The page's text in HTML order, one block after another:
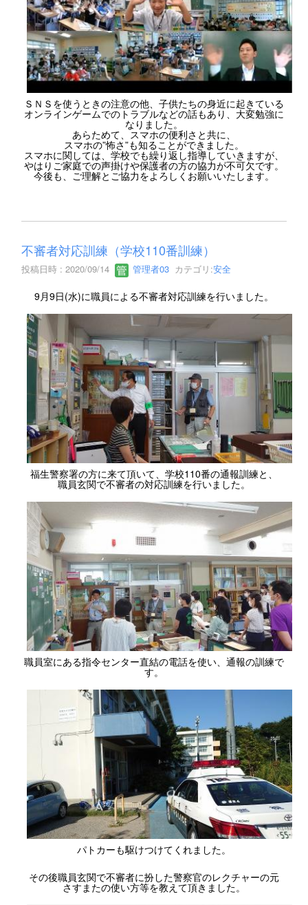
ＳＮＳを使うときの注意の他、子供たちの身近に起きている
オンラインゲームでのトラブルなどの話もあり、大変勉強に
なりました。
あらためて、スマホの便利さと共に、
スマホの”怖さ”も知ることができました。
スマホに関しては、学校でも繰り返し指導していきますが、
やはりご家庭での声掛けや保護者の方の協力が不可欠です。
今後も、ご理解とご協力をよろしくお願いいたします。
不審者対応訓練（学校110番訓練）
投稿日時 : 2020/09/14 管理者03 カテゴリ:安全
9月9日(水)に職員による不審者対応訓練を行いました。
福生警察署の方に来て頂いて、学校110番の通報訓練と、
職員玄関で不審者の対応訓練を行いました。
職員室にある指令センター直結の電話を使い、通報の訓練で
す。
パトカーも駆けつけてくれました。
その後職員玄関で不審者に扮した警察官のレクチャーの元
さすまたの使い方等を教えて頂きました。